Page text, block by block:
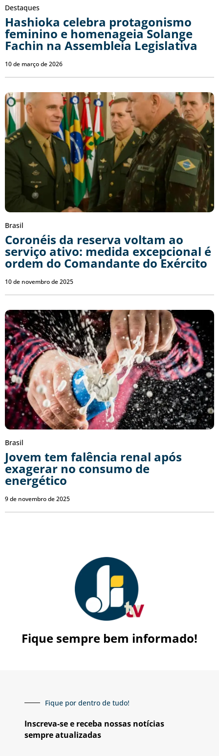
Destaques
Hashioka celebra protagonismo
feminino e homenageia Solange
Fachin na Assembleia Legislativa
10 de março de 2026
Brasil
Coronéis da reserva voltam ao
serviço ativo: medida excepcional é
ordem do Comandante do Exército
10 de novembro de 2025
Brasil
Jovem tem falência renal após
exagerar no consumo de
energético
9 de novembro de 2025
Fique sempre bem informado!
Fique por dentro de tudo!
Inscreva-se e receba nossas notícias
sempre atualizadas